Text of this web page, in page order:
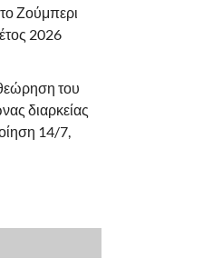
Ζούμπερι
2026
του
διαρκείας
14/7,